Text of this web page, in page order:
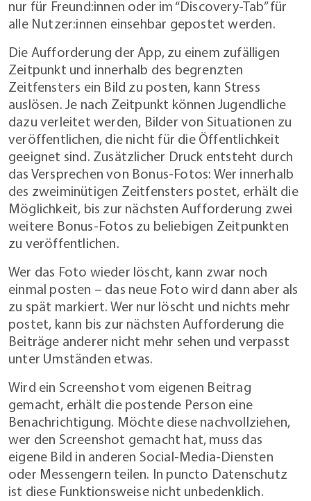
nur für Freund:innen oder im “Discovery-Tab” für
alle Nutzer:innen einsehbar gepostet werden.
Die Aufforderung der App, zu einem zufälligen
Zeitpunkt und innerhalb des begrenzten
Zeitfensters ein Bild zu posten, kann Stress
auslösen. Je nach Zeitpunkt können Jugendliche
dazu verleitet werden, Bilder von Situationen zu
veröffentlichen, die nicht für die Öffentlichkeit
geeignet sind. Zusätzlicher Druck entsteht durch
das Versprechen von Bonus-Fotos: Wer innerhalb
des zweiminütigen Zeitfensters postet, erhält die
Möglichkeit, bis zur nächsten Aufforderung zwei
weitere Bonus-Fotos zu beliebigen Zeitpunkten
zu veröffentlichen.
Wer das Foto wieder löscht, kann zwar noch
einmal posten – das neue Foto wird dann aber als
zu spät markiert. Wer nur löscht und nichts mehr
postet, kann bis zur nächsten Aufforderung die
Beiträge anderer nicht mehr sehen und verpasst
unter Umständen etwas.
Wird ein Screenshot vom eigenen Beitrag
gemacht, erhält die postende Person eine
Benachrichtigung. Möchte diese nachvollziehen,
wer den Screenshot gemacht hat, muss das
eigene Bild in anderen Social-Media-Diensten
oder Messengern teilen. In puncto Datenschutz
ist diese Funktionsweise nicht unbedenklich.